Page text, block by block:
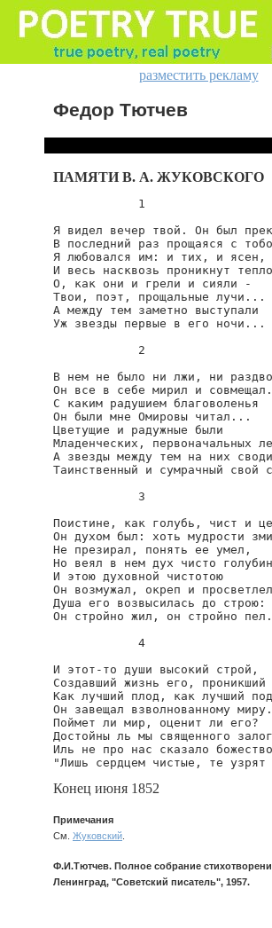
разместить рекламу
Федор Тютчев
ПАМЯТИ В. А. ЖУКОВСКОГО
            1
Я видел вечер твой. Он был
В последний раз прощаяся с
Я любовался им: и тих, и ясен,
И весь насквозь проникнут
О, как они и грели и сияли -
Твои, поэт, прощальные лучи...
А между тем заметно выступали
Уж звезды первые в его ночи...
            2
В нем не было ни лжи, ни
Он все в себе мирил и совмещал.
С каким радушием благоволенья
Он были мне Омировы читал...
Цветущие и радужные были
Младенческих, первоначальных
А звезды между тем на них
Таинственный и сумрачный свой
            3
Поистине, как голубь, чист и
Он духом был: хоть мудрости
Не презирал, понять ее умел,
Но веял в нем дух чисто
И этою духовной чистотою
Он возмужал, окреп и
Душа его возвысилась до строю:
Он стройно жил, он стройно
            4
И этот-то души высокий строй,
Создавший жизнь его, проникший
Как лучший плод, как лучший
Он завещал взволнованному
Поймет ли мир, оценит ли его?
Достойны ль мы священного
Иль не про нас сказало
"Лишь сердцем чистые, те
Конец июня 1852
Примечания
См. Жуковский
Ф.И.Тютчев. Полное собрание
Ленинград, "Советский писатель", 1957.